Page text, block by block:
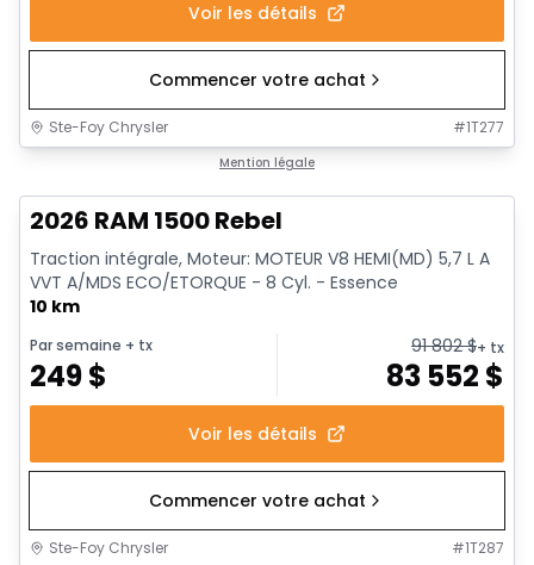
Voir les détails
Commencer votre achat
Ste-Foy Chrysler #1T277
Mention légale
2026 RAM 1500 Rebel
Traction intégrale, Moteur: MOTEUR V8 HEMI(MD) 5,7 L A
VVT A/MDS ECO/ETORQUE - 8 Cyl. - Essence
10 km
Par semaine + tx
249$
91 802$+ tx
83 552 $
Voir les détails
Commencer votre achat
Ste-Foy Chrysler #1T287